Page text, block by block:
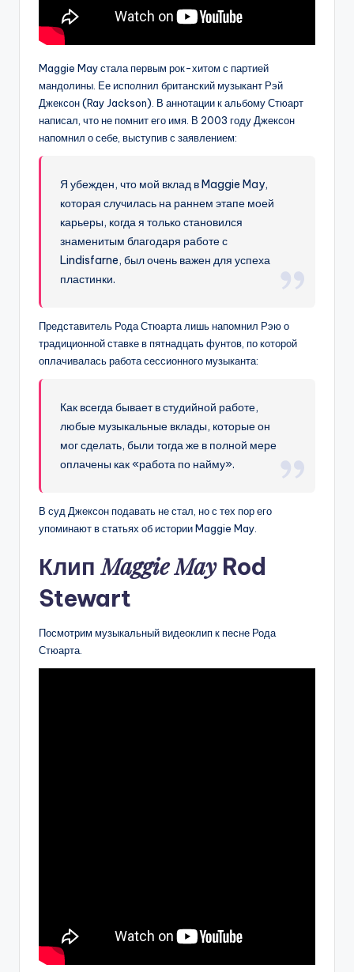
Maggie May стала первым рок-хитом с партией
мандолины. Ее исполнил британский музыкант Рэй
Джексон (Ray Jackson). В аннотации к альбому Стюарт
написал, что не помнит его имя. В 2003 году Джексон
напомнил о себе, выступив с заявлением:
Я убежден, что мой вклад в Maggie May,
которая случилась на раннем этапе моей
карьеры, когда я только становился
знаменитым благодаря работе с
Lindisfarne, был очень важен для успеха
пластинки.
Представитель Рода Стюарта лишь напомнил Рэю о
традиционной ставке в пятнадцать фунтов, по которой
оплачивалась работа сессионного музыканта:
Как всегда бывает в студийной работе,
любые музыкальные вклады, которые он
мог сделать, были тогда же в полной мере
оплачены как «работа по найму».
В суд Джексон подавать не стал, но с тех пор его
упоминают в статьях об истории Maggie May.
КлипMaggie MayRod
Stewart
Посмотрим музыкальный видеоклип к песне Рода
Стюарта.